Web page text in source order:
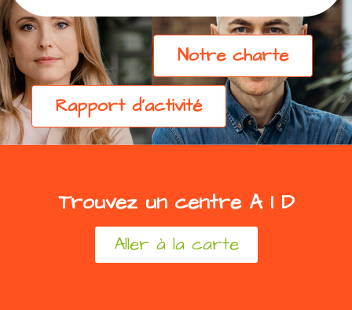
Notre charte
Rapport d'activité
Trouvez un centre A I D
Aller à la carte